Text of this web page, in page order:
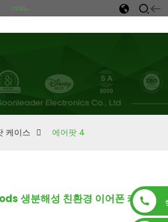
케이스 에어팟 4
생분해성 친환경 이어폰 케이